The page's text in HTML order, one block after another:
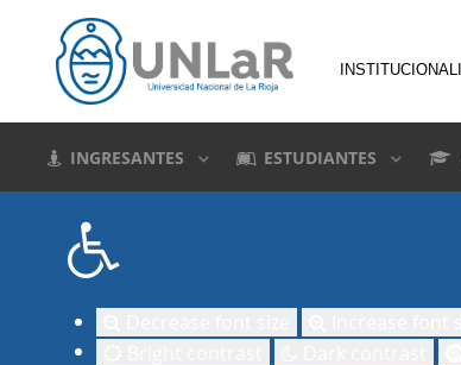
INSTITUCIONAL
INGRESANTES ESTUDIANTES